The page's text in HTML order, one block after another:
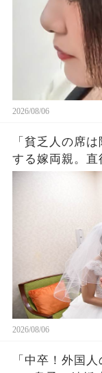
2026/08/06
「貧乏人の席
する嫁両親。直
「社長！お元気
2026/08/06
「中卒！外国